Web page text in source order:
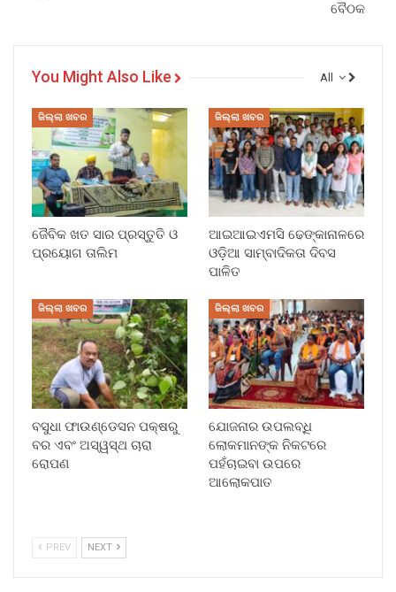
ବୈଠକ
All
You Might Also Like
ଜିଲ୍ଲା ଖବର
ଜୈବିକ ଖତ ସାର ପ୍ରସ୍ତୁତି ଓ
ପ୍ରୟୋଗ ତାଲିମ
ଜିଲ୍ଲା ଖବର
ଆଇଆଇଏମସି ଢେଙ୍କାନାଳରେ
ଓଡ଼ିଆ ସାମ୍ବାଦିକତା ଦିବସ
ପାଳିତ
ଜିଲ୍ଲା ଖବର
ବସୁଧା ଫାଉଣ୍ଡେସନ ପକ୍ଷରୁ
ବର ଏବଂ ଅସ୍ୱସ୍ଥ ଚାରା
ରୋପଣ
ଜିଲ୍ଲା ଖବର
ଯୋଜନାର ଉପଲବ୍ଧି
ଲୋକମାନଙ୍କ ନିକଟରେ
ପହଁଚାଇବା ଉପରେ
ଆଲୋକପାତ
PREV NEXT